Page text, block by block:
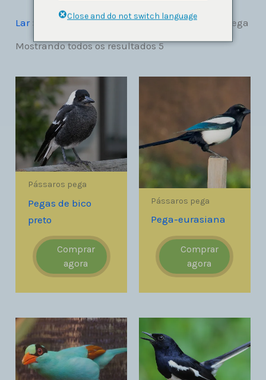
Lar » Raptors & Protected Species»Pássaros pega
Mostrando todos os resultados 5
Pássaros pega
Pegas de bico
preto
Comprar
agora
Pássaros pega
Pega-eurasiana
Comprar
agora
Close and do not switch language